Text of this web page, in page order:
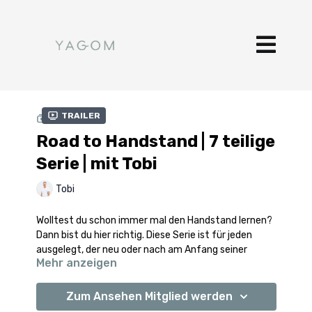
Trailer
SAMMLUNG
Road to Handstand | 7 teilige
Serie | mit Tobi
Tobi
Wolltest du schon immer mal den Handstand lernen?
Dann bist du hier richtig. Diese Serie ist für jeden
ausgelegt, der neu oder nach am Anfang seiner
Handstandreise ist. Die Klassen sind kurz und auf den
und deinen Tag integrieren kannst.
Mehr anzeigen
Zum Ansehen Mitglied werden